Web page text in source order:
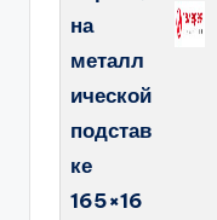
на
металл
ической
подстав
ке
165×16